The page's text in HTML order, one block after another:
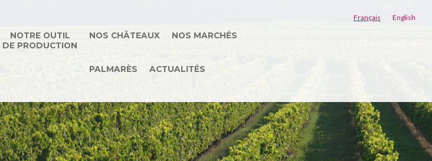
Français English
NOTRE OUTIL
DE PRODUCTION
NOS CHÂTEAUX NOS MARCHÉS
PALMARÈS ACTUALITÉS